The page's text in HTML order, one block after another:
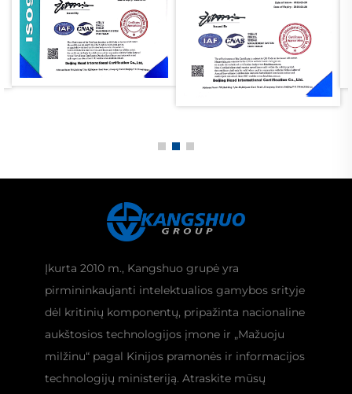
Įkurta 2010 m., Kangshuo grupė yra
pirmininkaujanti intelektualios gamybos srityje
dėl kritinių komponentų, pripažinta nacionaline
aukštosios technologijos įmone ir „Mažuoju
milžinu“ pagal Kinijos pramonės ir informacijos
technologijų ministeriją. Atraskite mūsų